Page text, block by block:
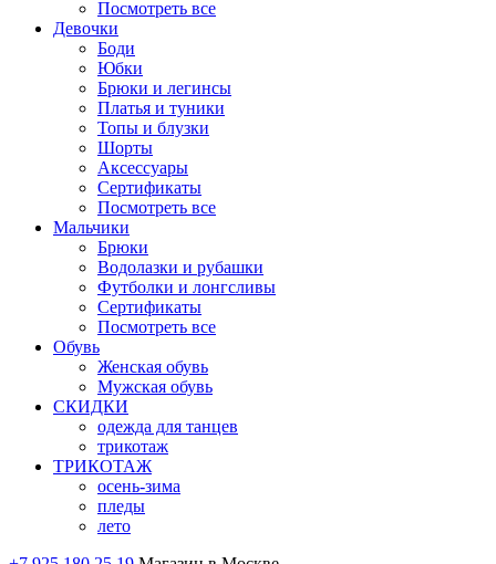
Посмотреть все
Девочки
Боди
Юбки
Брюки и легинсы
Платья и туники
Топы и блузки
Шорты
Аксессуары
Сертификаты
Посмотреть все
Мальчики
Брюки
Водолазки и рубашки
Футболки и лонгсливы
Сертификаты
Посмотреть все
Обувь
Женская обувь
Мужская обувь
СКИДКИ
одежда для танцев
трикотаж
ТРИКОТАЖ
осень-зима
пледы
лето